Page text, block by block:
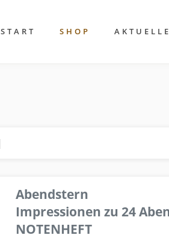
START SHOP
Abendstern
Impressionen zu 24
NOTENHEFT